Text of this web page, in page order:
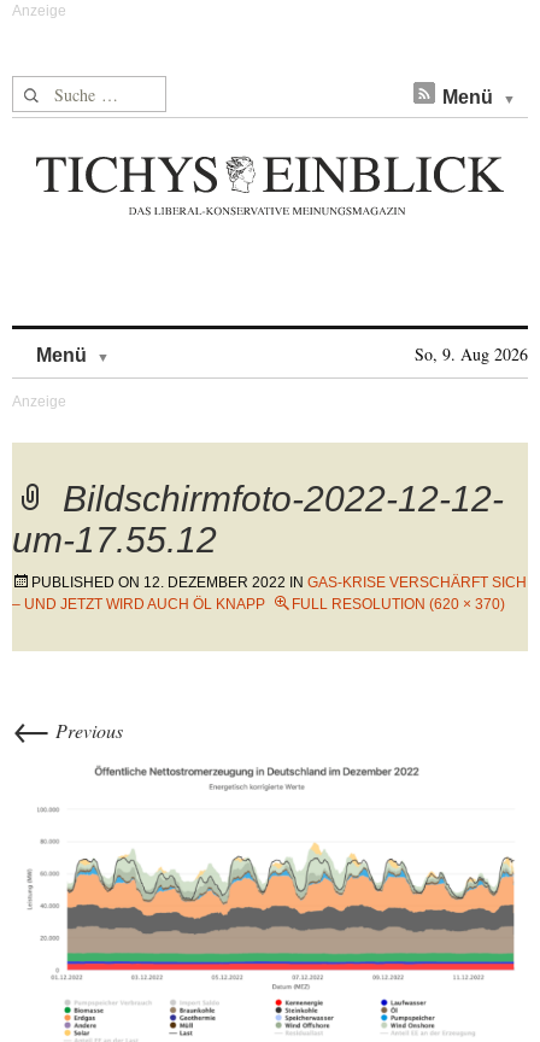
Suche nach: Menü
Menü So, 9. Aug 2026
Bildschirmfoto-2022-12-12-
um-17.55.12
PUBLISHED ON 12. DEZEMBER 2022 IN GAS-KRISE VERSCHÄRFT SICH
– UND JETZT WIRD AUCH ÖL KNAPP
FULL RESOLUTION (620 × 370)
← Previous